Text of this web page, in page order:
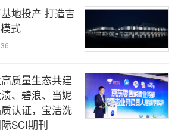
和雨水回收、零浪费协议。该工厂
的冰箱、洗衣机和电视需求。
工厂生产电缆线束，2026 年计
地投产 打造吉
式
质量生态共建
、碧浪、当妮
认证，宝洁洗
SCI期刊